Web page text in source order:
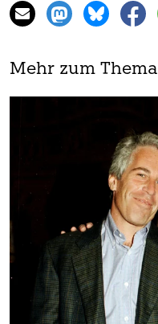
Mehr zum Thema